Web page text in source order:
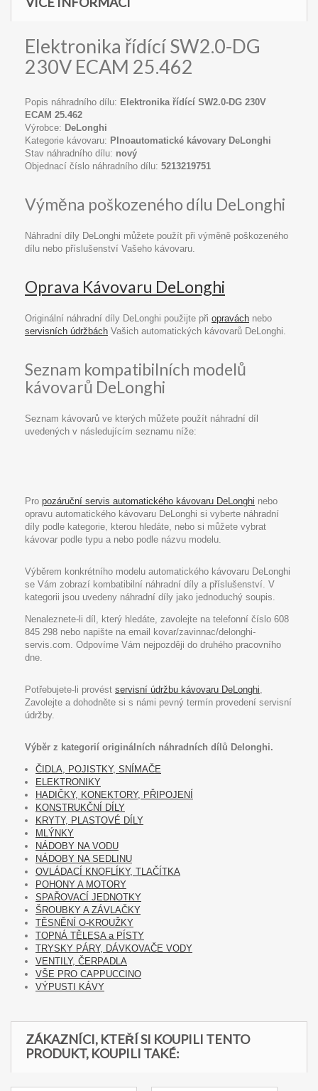
Elektronika řídící SW2.0-DG
230V ECAM 25.462
Popis náhradního dílu: Elektronika řídící SW2.0-DG 230V
ECAM 25.462
Výrobce: DeLonghi
Kategorie kávovaru: Plnoautomatické kávovary DeLonghi
Stav náhradního dílu: nový
Objednací číslo náhradního dílu: 5213219751
Výměna poškozeného dílu DeLonghi
Náhradní díly DeLonghi můžete použít při výměně poškozeného
dílu nebo příslušenství Vašeho kávovaru.
Oprava Kávovaru DeLonghi
Originální náhradní díly DeLonghi použijte při opravách nebo
servisních údržbách Vašich automatických kávovarů DeLonghi.
Seznam kompatibilních modelů
kávovarů DeLonghi
Seznam kávovarů ve kterých můžete použít náhradní díl
uvedených v následujícím seznamu níže:
Pro pozáruční servis automatického kávovaru DeLonghi nebo
opravu automatického kávovaru DeLonghi si vyberte náhradní
díly podle kategorie, kterou hledáte, nebo si můžete vybrat
kávovar podle typu a nebo podle názvu modelu.
Výběrem konkrétního modelu automatického kávovaru DeLonghi
se Vám zobrazí kombatibilní náhradní díly a příslušenství. V
kategorii jsou uvedeny náhradní díly jako jednoduchý soupis.
Nenaleznete-li díl, který hledáte, zavolejte na telefonní číslo 608
845 298 nebo napište na email kovar/zavinnac/delonghi-
servis.com. Odpovíme Vám nejpozději do druhého pracovního
dne.
Potřebujete-li provést servisní údržbu kávovaru DeLonghi,
Zavolejte a dohodněte si s námi pevný termín provedení servisní
údržby.
Výběr z kategorií originálních náhradních dílů Delonghi.
ČIDLA, POJISTKY, SNÍMAČE
ELEKTRONIKY
HADIČKY, KONEKTORY, PŘIPOJENÍ
KONSTRUKČNÍ DÍLY
KRYTY, PLASTOVÉ DÍLY
MLÝNKY
NÁDOBY NA VODU
NÁDOBY NA SEDLINU
OVLÁDACÍ KNOFLÍKY, TLAČÍTKA
POHONY A MOTORY
SPAŘOVACÍ JEDNOTKY
ŠROUBKY A ZÁVLAČKY
TĚSNĚNÍ O-KROUŽKY
TOPNÁ TĚLESA a PÍSTY
TRYSKY PÁRY, DÁVKOVAČE VODY
VENTILY, ČERPADLA
VŠE PRO CAPPUCCINO
VÝPUSTI KÁVY
ZÁKAZNÍCI, KTEŘÍ SI KOUPILI TENTO
PRODUKT, KOUPILI TAKÉ: